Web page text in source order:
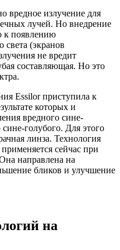
вредное излучение для
лучей. Но внедрение
к появлению
света (экранов
не вредит
составляющая. Но это
Essilor приступила к
которых и
вредного сине-
сине-голубого. Для этого
линза. Технология
сейчас при
направлена на
бликов и улучшение
на